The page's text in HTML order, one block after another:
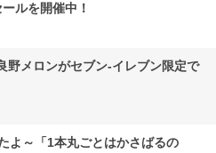
ルを開催中！
メロンがセブン‐イレブン限定で
よ～「1本丸ごとはかさばるの